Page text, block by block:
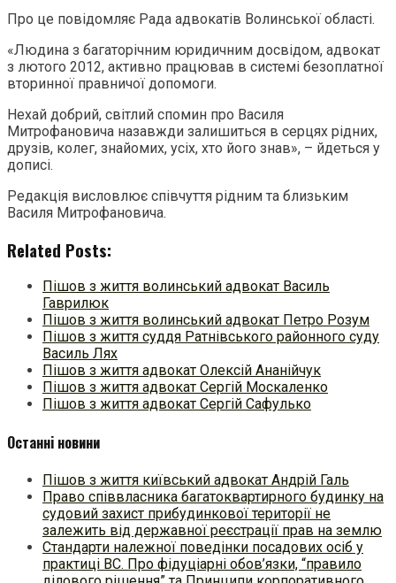
Про це повідомляє Рада адвокатів Волинської області.
«Людина з багаторічним юридичним досвідом, адвокат
з лютого 2012, активно працював в системі безоплатної
вторинної правничої допомоги.
Нехай добрий, світлий спомин про Василя
Митрофановича назавжди залишиться в серцях рідних,
друзів, колег, знайомих, усіх, хто його знав», – йдеться у
дописі.
Редакція висловлює співчуття рідним та близьким
Василя Митрофановича.
Related Posts:
Пішов з життя волинський адвокат Василь
Гаврилюк
Пішов з життя волинський адвокат Петро Розум
Пішов з життя суддя Ратнівського районного суду
Василь Лях
Пішов з життя адвокат Олексій Ананійчук
Пішов з життя адвокат Сергій Москаленко
Пішов з життя адвокат Сергій Сафулько
Останні новини
Пішов з життя київський адвокат Андрій Галь
Право співвласника багатоквартирного будинку на
судовий захист прибудинкової території не
залежить від державної реєстрації прав на землю
Стандарти належної поведінки посадових осіб у
практиці ВC. Про фідуціарні обов’язки, “правило